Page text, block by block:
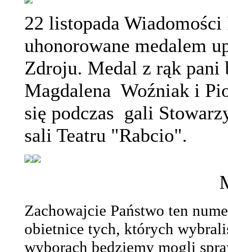
22 listopada Wiadomości
uhonorowane medalem
Zdroju. Medal z rąk pani
Magdalena Woźniak i
się podczas gali
sali Teatru "Rabcio".
Zachowajcie Państwo ten
obietnice tych, których
wyborach będziemy mogli